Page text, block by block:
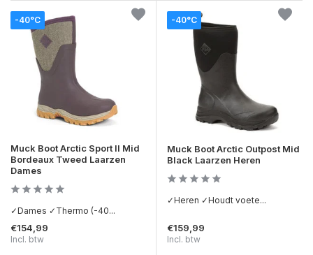
-40°C
Muck Boot Arctic Sport II Mid
Bordeaux Tweed Laarzen
Dames
✓Dames ✓Thermo (-40...
€154,99
Incl. btw
-40°C
Muck Boot Arctic Outpost Mid
Black Laarzen Heren
✓Heren ✓Houdt voete...
€159,99
Incl. btw